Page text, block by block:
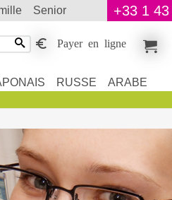
senior +33 1
Payer en ligne
RUSSE
ARABE